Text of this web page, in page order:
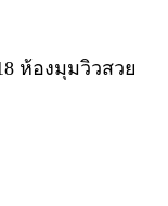
ห้องมุมวิวสวย